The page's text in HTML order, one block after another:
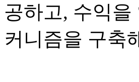
공하고, 수익
커니즘을 구축